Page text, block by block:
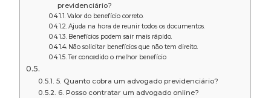
previdenciário?
Valor do benefício correto.
Ajuda na hora de reunir todos os documentos.
Benefícios podem sair mais rápido.
Não solicitar benefícios que não tem direito.
Ter concedido o melhor benefício
5. Quanto cobra um advogado previdenciário?
6. Posso contratar um advogado online?